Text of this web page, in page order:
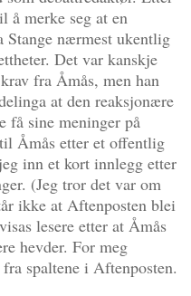
å merke seg at en
nærmest ukentlig
Det var kanskje
fra Åmås, men han
at den reaksjonære
få sine meninger på
Åmås etter et offentlig
inn et kort innlegg etter
(Jeg tror det var om
ikke at Aftenposten blei
lesere etter at Åmås
hevder. For meg
spaltene i Aftenposten.